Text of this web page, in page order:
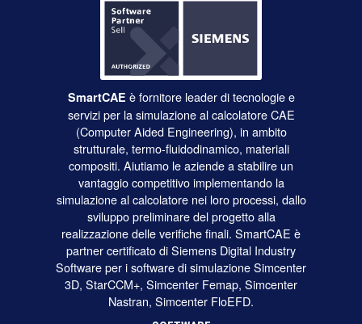
SmartCAE è fornitore leader di tecnologie e
servizi per la simulazione al calcolatore CAE
(Computer Aided Engineering), in ambito
strutturale, termo-fluidodinamico, materiali
compositi. Aiutiamo le aziende a stabilire un
vantaggio competitivo implementando la
simulazione al calcolatore nei loro processi, dallo
sviluppo preliminare del progetto alla
realizzazione delle verifiche finali. SmartCAE è
partner certificato di Siemens Digital Industry
Software per i software di simulazione Simcenter
3D, StarCCM+, Simcenter Femap, Simcenter
Nastran, Simcenter FloEFD.